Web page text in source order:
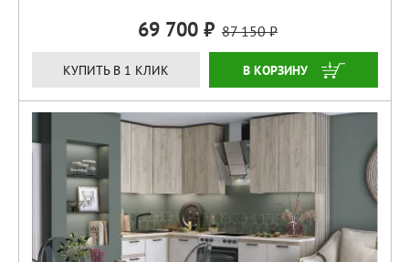
69 700 87 150
КУПИТЬ В 1 КЛИК КУПИТЬ